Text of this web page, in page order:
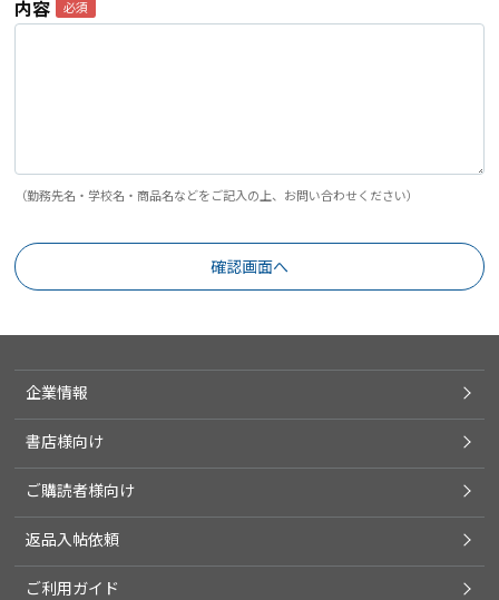
内容
（勤務先名・学校名・商品名などをご記入の上、お問い合わせください）
企業情報
書店様向け
ご購読者様向け
返品入帖依頼
ご利用ガイド